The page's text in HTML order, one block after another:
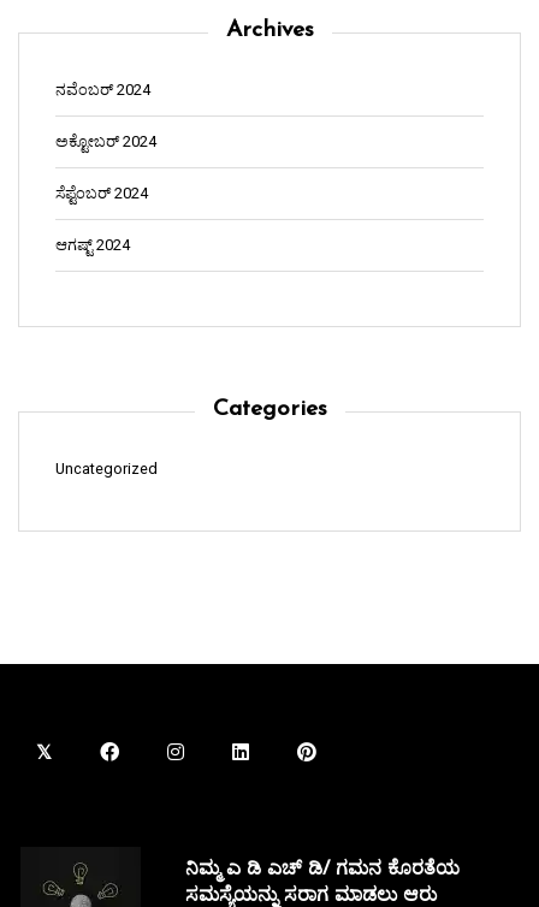
Archives
ನವೆಂಬರ್ 2024
ಅಕ್ಟೋಬರ್ 2024
ಸೆಪ್ಟೆಂಬರ್ 2024
ಆಗಷ್ಟ್ 2024
Categories
Uncategorized
ನಿಮ್ಮ ಎ ಡಿ ಎಚ್ ಡಿ/ ಗಮನ ಕೊರತೆಯ
ಸಮಸ್ಯೆಯನ್ನು ಸರಾಗ ಮಾಡಲು ಆರು